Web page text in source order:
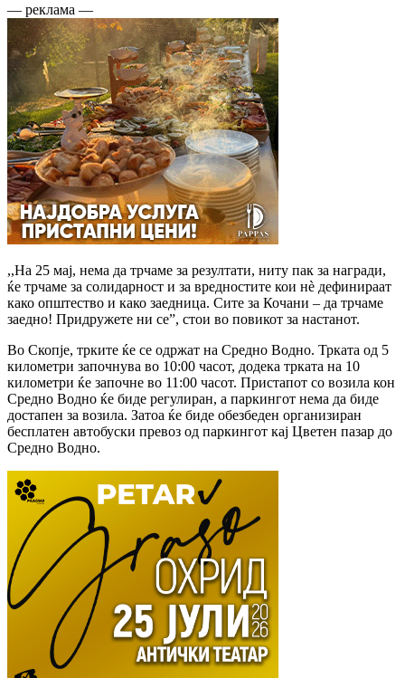
— реклама —
,,На 25 мај, нема да трчаме за резултати, ниту пак за награди,
ќе трчаме за солидарност и за вредностите кои нѐ дефинираат
како општество и како заедница. Сите за Кочани – да трчаме
заедно! Придружете ни се”, стои во повикот за настанот.
Во Скопје, трките ќе се одржат на Средно Водно. Трката од 5
километри започнува во 10:00 часот, додека трката на 10
километри ќе започне во 11:00 часот. Пристапот со возила кон
Средно Водно ќе биде регулиран, а паркингот нема да биде
достапен за возила. Затоа ќе биде обезбеден организиран
бесплатен автобуски превоз од паркингот кај Цветен пазар до
Средно Водно.